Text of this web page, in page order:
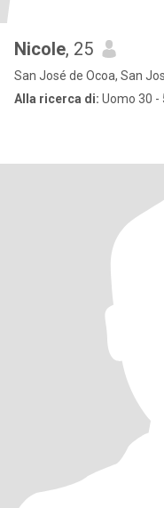
Nicole, 25
San José de Ocoa, San
Alla ricerca di: Uomo 30 -